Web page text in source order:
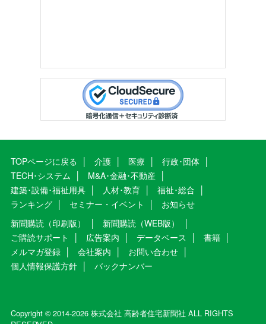
TOPページに戻る 介護 医療
行政･団体
TECH･システム
M&A･金融･不動産
建築･設備･福祉用具
人材･教育
福祉･総合
ランキング
セミナー・イベント
お知らせ
新聞購読（印刷版）
新聞購読（WEB版）
ご購読サポート
広告案内 データベース
書籍
メルマガ登録
会社案内
お問い合わせ
個人情報保護方針
バックナンバー
Copyright © 2014-2026 株式会社 高齢者住宅新聞社 ALL RIGHTS